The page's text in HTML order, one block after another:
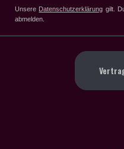
Unsere Datenschutzerklärung gilt.
abmelden.